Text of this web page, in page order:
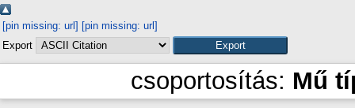
[pin missing: url] [pin missing: url]
Export
csoportosítás: Mű